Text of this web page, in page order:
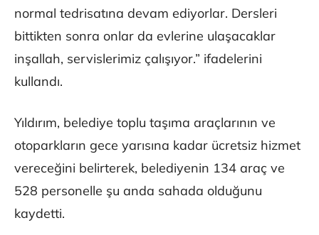
normal tedrisatına devam ediyorlar. Dersleri
bittikten sonra onlar da evlerine ulaşacaklar
inşallah, servislerimiz çalışıyor.” ifadelerini
kullandı.
Yıldırım, belediye toplu taşıma araçlarının ve
otoparkların gece yarısına kadar ücretsiz hizmet
vereceğini belirterek, belediyenin 134 araç ve
528 personelle şu anda sahada olduğunu
kaydetti.